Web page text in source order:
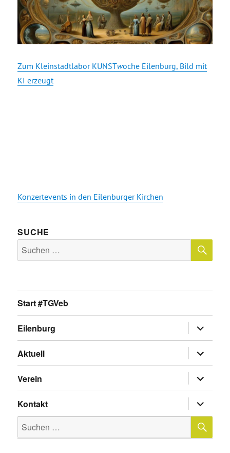
Zum Kleinstadtlabor KUNSTwoche Eilenburg, Bild mit
KI erzeugt
Konzertevents in den Eilenburger Kirchen
SUCHE
Suche
nach:
Start #TGVeb
Eilenburg
anzeigen
Aktuell
anzeigen
Verein
anzeigen
Kontakt
anzeigen
Suche
nach: